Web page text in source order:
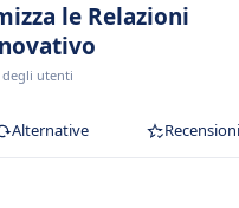
le Relazioni
degli utenti
Alternative Recensioni